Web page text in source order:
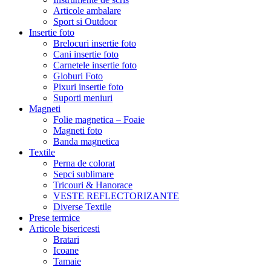
Articole ambalare
Sport si Outdoor
Insertie foto
Brelocuri insertie foto
Cani insertie foto
Carnetele insertie foto
Globuri Foto
Pixuri insertie foto
Suporti meniuri
Magneti
Folie magnetica – Foaie
Magneti foto
Banda magnetica
Textile
Perna de colorat
Sepci sublimare
Tricouri & Hanorace
VESTE REFLECTORIZANTE
Diverse Textile
Prese termice
Articole bisericesti
Bratari
Icoane
Tamaie